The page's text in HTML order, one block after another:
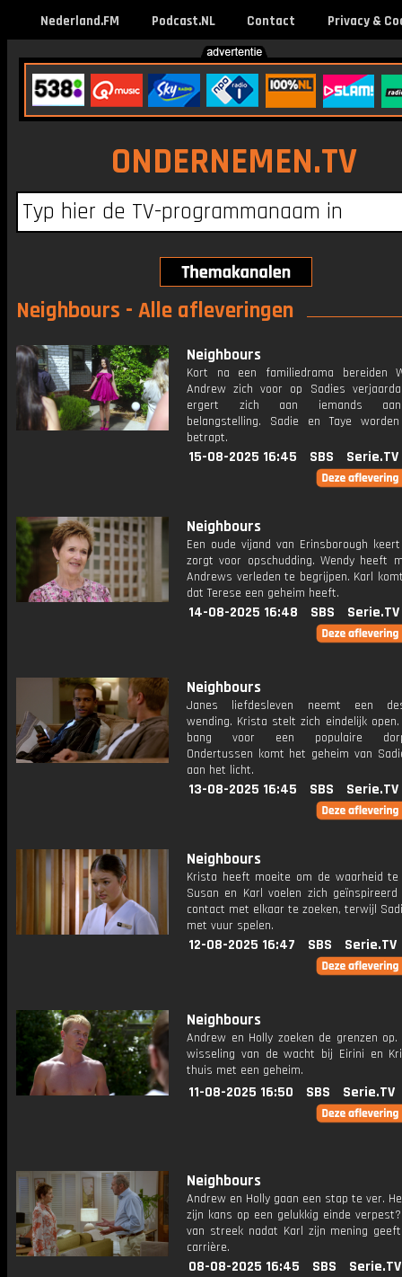
Nederland.FM Podcast.NL Contact Privacy &
ONDERNEMEN.TV
Neighbours - Alle afleveringen
Neighbours
Kort na een familiedrama bereiden
Andrew zich voor op Sadies
ergert zich aan iemands
belangstelling. Sadie en Taye
betrapt.
15-08-2025 16:45 SBS Serie.TV
Neighbours
Een oude vijand van Erinsborough
zorgt voor opschudding. Wendy heeft
Andrews verleden te begrijpen. Karl
dat Terese een geheim heeft.
14-08-2025 16:48 SBS Serie.TV
Neighbours
Janes liefdesleven neemt een
wending. Krista stelt zich eindelijk
bang voor een populaire
Ondertussen komt het geheim van
aan het licht.
13-08-2025 16:45 SBS Serie.TV
Neighbours
Krista heeft moeite om de waarheid te
Susan en Karl voelen zich
contact met elkaar te zoeken, terwijl
met vuur spelen.
12-08-2025 16:47 SBS Serie.TV
Neighbours
Andrew en Holly zoeken de grenzen
wisseling van de wacht bij Eirini en
thuis met een geheim.
11-08-2025 16:50 SBS Serie.TV
Neighbours
Andrew en Holly gaan een stap te ver.
zijn kans op een gelukkig einde
van streek nadat Karl zijn mening
carrière.
08-08-2025 16:45 SBS Serie.TV